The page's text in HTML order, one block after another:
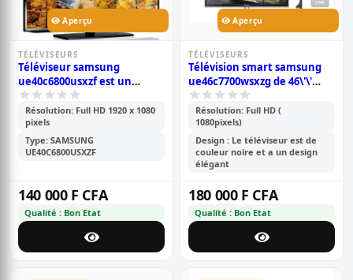
Aperçu
TÉLÉVISEURS
Téléviseur samsung
ue40c6800usxzf est un
téléviseur hd de 40\'\';full hd
1920 x 1080 pixels; avec une
garantie allant jusqu\'à 6
mois.
Résolution: Full HD 1920 x 1080
pixels
Type: SAMSUNG
UE40C6800USXZF
140 000 F CFA
Qualité : Bon Etat
Aperçu
TÉLÉVISEURS
Télévision smart samsung
ue46c7700wsxzg de 46\'\'
pouces full hd (1080) pixels
avec les ports
hdmi;vga;usb;dvi -une
garantie de 6 mois
Résolution: Full HD (
1080pixels)
Design : Le téléviseur est de
couleur noire et a un design
élégant
180 000 F CFA
Qualité : Bon Etat